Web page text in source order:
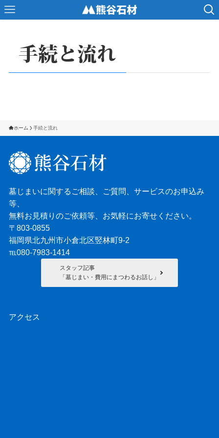
手続と流れ
ホーム 手続と流れ
墓じまいに関するご相談、ご質問、サービスのお申込み
等、
無料お見積りのご依頼等、お気軽にお寄せください。
〒803-0855
福岡県北九州市小倉北区竪林町9-2
℡080-7983-1414
スタッフ記事
「墓じまい・費用にまつわるお話し」
アクセス